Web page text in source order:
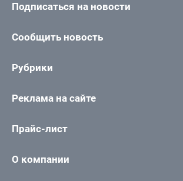
Подписаться на новости
Сообщить новость
Рубрики
Реклама на сайте
Прайс-лист
О компании